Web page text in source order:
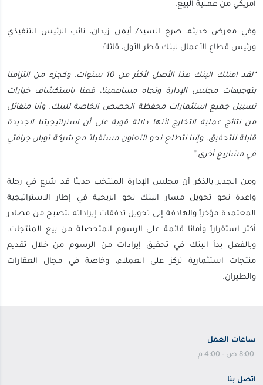
أمريكي من عملية البيع.
وفي معرض حديثه، صرح السيد/ أيمن زيدان، نائب الرئيس التنفيذي
ورئيس قطاع الأعمال لبنك قطر الأول، قائلاً:
“لقد امتلك البنك هذا الأصل لأكثر من 10 سنوات. وكجزء من التزامنا
بتوجيهات مجلس الإدارة وتجاه مساهمينا، قمنا باستكشاف خيارات
تسييل جميع استثمارات محفظة الحصص الخاصة للبنك. وأنا متفائل
من نتائج عملية التخارج لأنها دلالة قوية على أن استراتيجيتنا الجديدة
قابلة للتحقيق. وإننا نتطلع نحو التعاون مستقبلاً مع شركة توبان جرافتي
في مشاريع أخرى.”
ومن الجدير بالذكر أن مجلس الإدارة المنتخب حديثًا قد شرع في رحلة
واعدة نحو تحويل مسار البنك نحو الربحية في إطار الاستراتيجية
المعتمدة مؤخراً والهادفة إلى تحويل تدفقات إيراداته لتصبح من مصادر
أكثر استقراراً وأمانا قائمة على الرسوم المتحصلة من بيع المنتجات.
وبالفعل بدأ البنك في تحقيق إيرادات من الرسوم من خلال تقديم
منتجات استثمارية تركز على العملاء، وخاصة في مجال العقارات
والطيران.
ساعات العمل
8:00 ص - 4:00 م
اتصل بنا